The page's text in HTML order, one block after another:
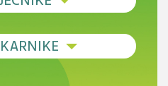
do personalizirane
komorbiditeti, spolne
praksi –